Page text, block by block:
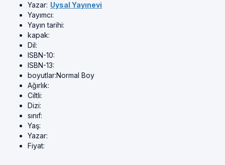
Yazar: Uysal Yayınevi
Yayımcı:
Yayın tarihi:
kapak:
Dil:
ISBN-10:
ISBN-13:
boyutlar:Normal Boy
Ağırlık:
Ciltli:
Dizi:
sınıf:
Yaş:
Yazar:
Fiyat: